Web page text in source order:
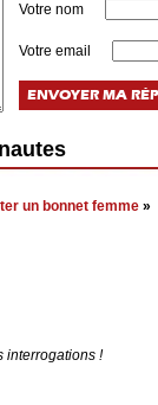
Votre nom
Votre email
un bonnet femme »
interrogations !